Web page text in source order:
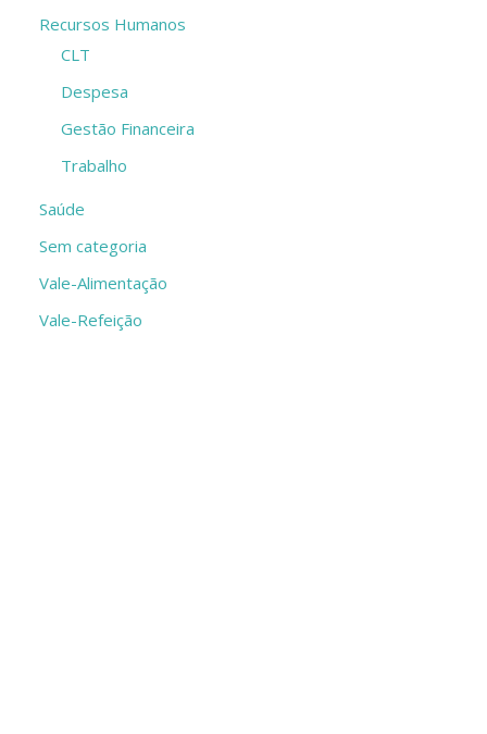
Recursos Humanos
CLT
Despesa
Gestão Financeira
Trabalho
Saúde
Sem categoria
Vale-Alimentação
Vale-Refeição